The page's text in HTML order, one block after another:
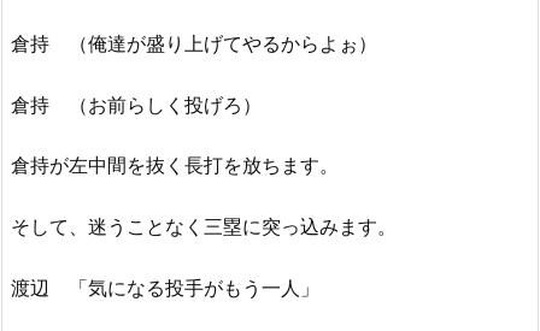
倉持 （俺達が盛り上げてやるからよぉ）
倉持 （お前らしく投げろ）
倉持が左中間を抜く長打を放ちます。
そして、迷うことなく三塁に突っ込みます。
渡辺 「気になる投手がもう一人」